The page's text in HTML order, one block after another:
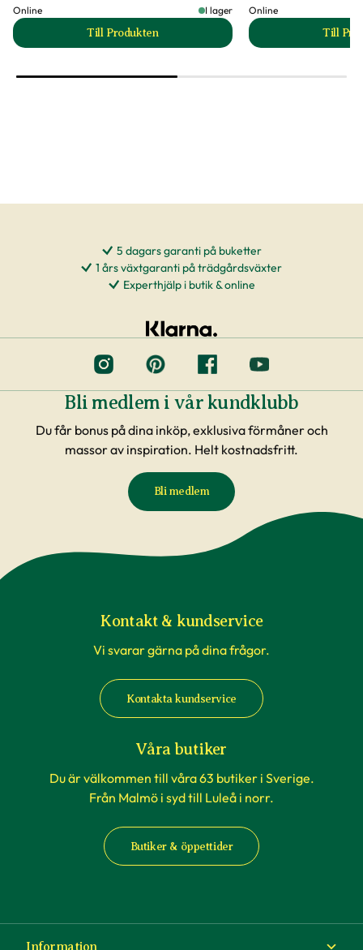
Online
I lager
Till Produkten
till Huvudsallat 'Hilde II' produktsida
Online
Till
5 dagars garanti på buketter
1 års växtgaranti på trädgårdsväxter
Experthjälp i butik & online
Bli medlem i vår kundklubb
Du får bonus på dina inköp, exklusiva förmåner och
massor av inspiration. Helt kostnadsfritt.
Bli medlem
Kontakt & kundservice
Vi svarar gärna på dina frågor.
Kontakta kundservice
Våra butiker
Du är välkommen till våra 63 butiker i Sverige.
Från Malmö i syd till Luleå i norr.
Butiker & öppettider